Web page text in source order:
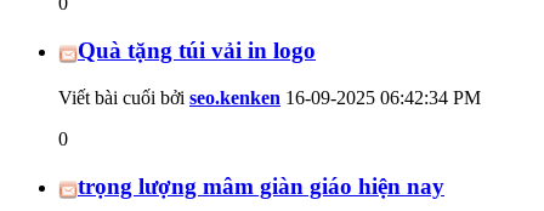
Quà tặng túi vải in logo
Viết bài cuối bởi seo.kenken 16-09-2025 06:42:34 PM
0
trọng lượng mâm giàn giáo hiện nay